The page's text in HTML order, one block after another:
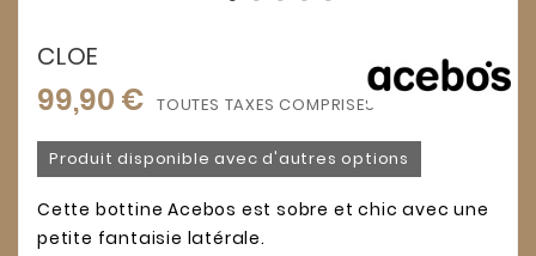
CLOE
99,90 € TOUTES TAXES COMPRISES
Produit disponible avec d'autres options
Cette bottine Acebos est sobre et chic avec une
petite fantaisie latérale.